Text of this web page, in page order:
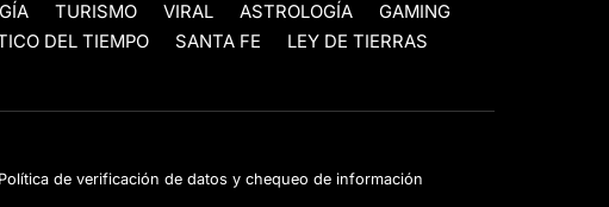
TURISMO VIRAL ASTROLOGÍA
GAMING
DEL TIEMPO SANTA FE LEY DE TIERRAS
Política de verificación de datos y chequeo de información